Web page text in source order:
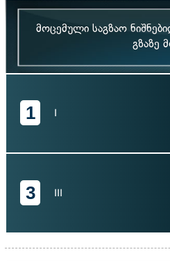
მოცემული საგზაო
გზაზე
1 I
3 III